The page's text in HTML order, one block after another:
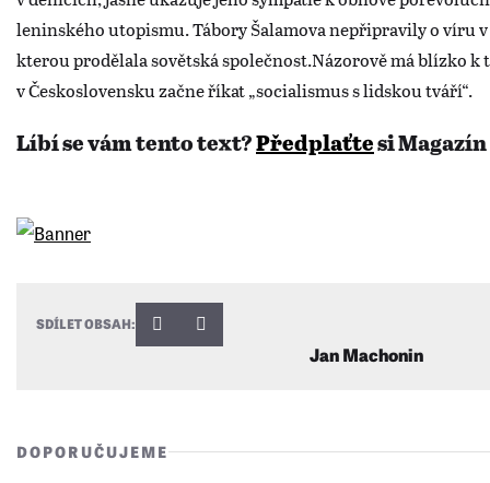
leninského utopismu. Tábory Šalamova nepřipravily o víru
kterou prodělala sovětská společnost.Názorově má blízko k
v Československu začne říkat „socialismus s lidskou tváří“.
Líbí se vám tento text?Předplaťtesi
Jan Machonin
SDÍLET OBSAH:
DOPORUČUJEME